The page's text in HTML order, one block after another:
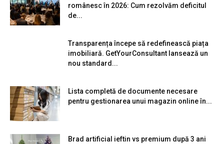
românesc în 2026: Cum rezolvăm deficitul
de...
Transparența începe să redefinească piața
imobiliară. GetYourConsultant lansează un
nou standard...
Lista completă de documente necesare
pentru gestionarea unui magazin online în...
Brad artificial ieftin vs premium după 3 ani